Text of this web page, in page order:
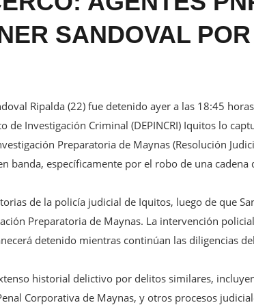
SANDOVAL
Ripalda (22) fue detenido ayer a las 18:45
de Investigación Criminal (DEPINCRI) Iquitos lo
Preparatoria de Maynas (Resolución
banda, específicamente por el robo de una cadena
de la policía judicial de Iquitos, luego de que
Preparatoria de Maynas. La intervención
detenido mientras continúan las diligencias
historial delictivo por delitos similares,
Corporativa de Maynas, y otros procesos